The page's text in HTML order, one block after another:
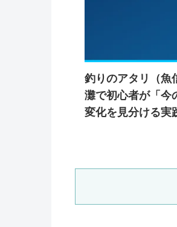
釣りのアタリ（魚
灘で初心者が「今
変化を見分ける実